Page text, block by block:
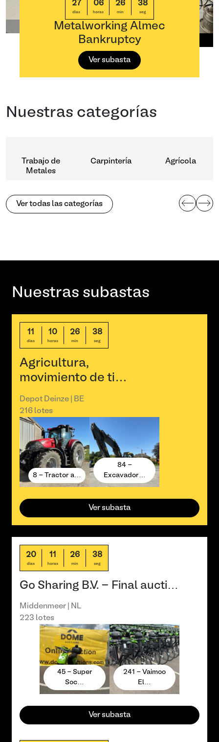
27
días
06
horas
26
min
37
seg
Metalworking Almec
Bankruptcy
Ver subasta
Nuestras categorías
Ver todas las categorías
Trabajo de
Metales
Carpintería Agrícola
Nuestras subastas
11
días
10
horas
26
min
37
seg
Agricultura,
movimiento de ti…
Depot Deinze | BE
216 lotes
8 - Tractor a…
84 -
Excavador…
Ver subasta
20
días
11
horas
26
min
37
seg
Go Sharing B.V. - Final aucti…
Middenmeer | NL
223 lotes
45 - Super
Soc…
241 - Vaimoo
El…
Ver subasta